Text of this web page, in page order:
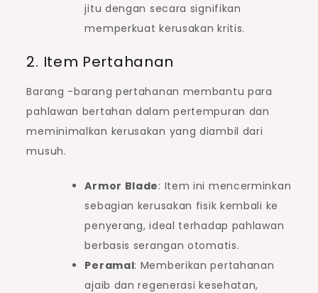
jitu dengan secara signifikan
memperkuat kerusakan kritis.
2. Item Pertahanan
Barang -barang pertahanan membantu para
pahlawan bertahan dalam pertempuran dan
meminimalkan kerusakan yang diambil dari
musuh.
Armor Blade: Item ini mencerminkan
sebagian kerusakan fisik kembali ke
penyerang, ideal terhadap pahlawan
berbasis serangan otomatis.
Peramal: Memberikan pertahanan
ajaib dan regenerasi kesehatan,